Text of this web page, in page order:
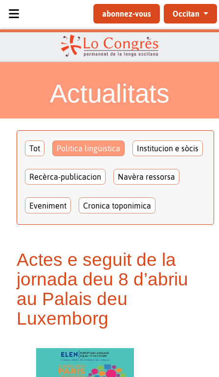
abonnez-vous Occitan
Actualitats
Tot Politica lingüistica Institucion e sòcis
Recèrca-publicacion Navèra ressorsa
Eveniment Cronica toponimica
Actes e seguit de la
jornada deu 8 d’abriu
au Palais deu
Luxemborg